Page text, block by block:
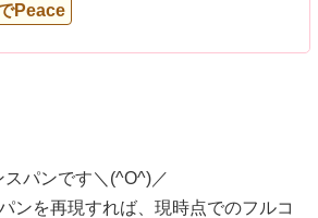
Peace
パンです＼(^O^)／
ンを再現すれば、現時点でのフルコ